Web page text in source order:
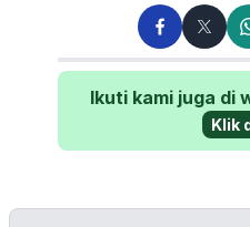
Ikuti kami juga di
Klik